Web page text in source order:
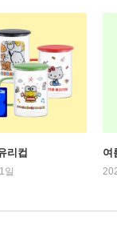
리컵
일
여